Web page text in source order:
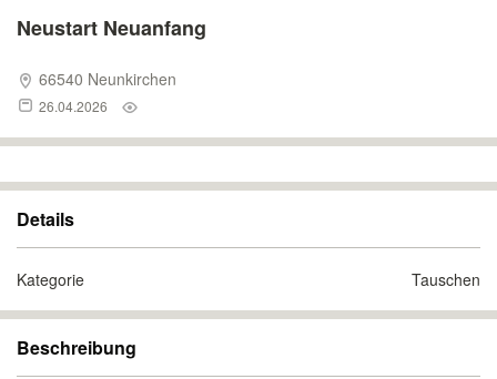
Nachrichten
Anzeige aufgeben
Neustart Neuanfang
66540 Neunkirchen
26.04.2026
Details
Kategorie Tauschen
Beschreibung